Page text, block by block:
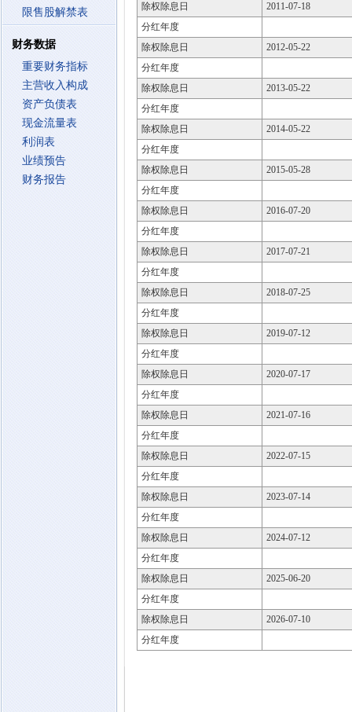
限售股解禁表
财务数据
重要财务指标
主营收入构成
资产负债表
现金流量表
利润表
业绩预告
财务报告
除权除息日
2011-07-18
分红年度
除权除息日
2012-05-22
分红年度
除权除息日
2013-05-22
分红年度
除权除息日
2014-05-22
分红年度
除权除息日
2015-05-28
分红年度
除权除息日
2016-07-20
分红年度
除权除息日
2017-07-21
分红年度
除权除息日
2018-07-25
分红年度
除权除息日
2019-07-12
分红年度
除权除息日
2020-07-17
分红年度
除权除息日
2021-07-16
分红年度
除权除息日
2022-07-15
分红年度
除权除息日
2023-07-14
分红年度
除权除息日
2024-07-12
分红年度
除权除息日
2025-06-20
分红年度
除权除息日
2026-07-10
分红年度